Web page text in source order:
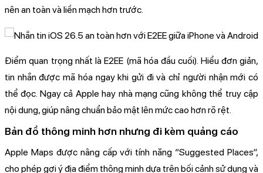
nên an toàn và liền mạch hơn trước.
Điểm quan trọng nhất là E2EE (mã hóa đầu cuối). Hiểu đơn giản,
tin nhắn được mã hóa ngay khi gửi đi và chỉ người nhận mới có
thể đọc. Ngay cả Apple hay nhà mạng cũng không thể truy cập
nội dung, giúp nâng chuẩn bảo mật lên mức cao hơn rõ rệt.
Bản đồ thông minh hơn nhưng đi kèm quảng cáo
Apple Maps được nâng cấp với tính năng “Suggested Places”,
cho phép gợi ý địa điểm thông minh dựa trên bối cảnh sử dụng và